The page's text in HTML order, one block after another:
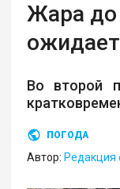
Жара до
Во второй
ПОГОДА
Автор: Редакция